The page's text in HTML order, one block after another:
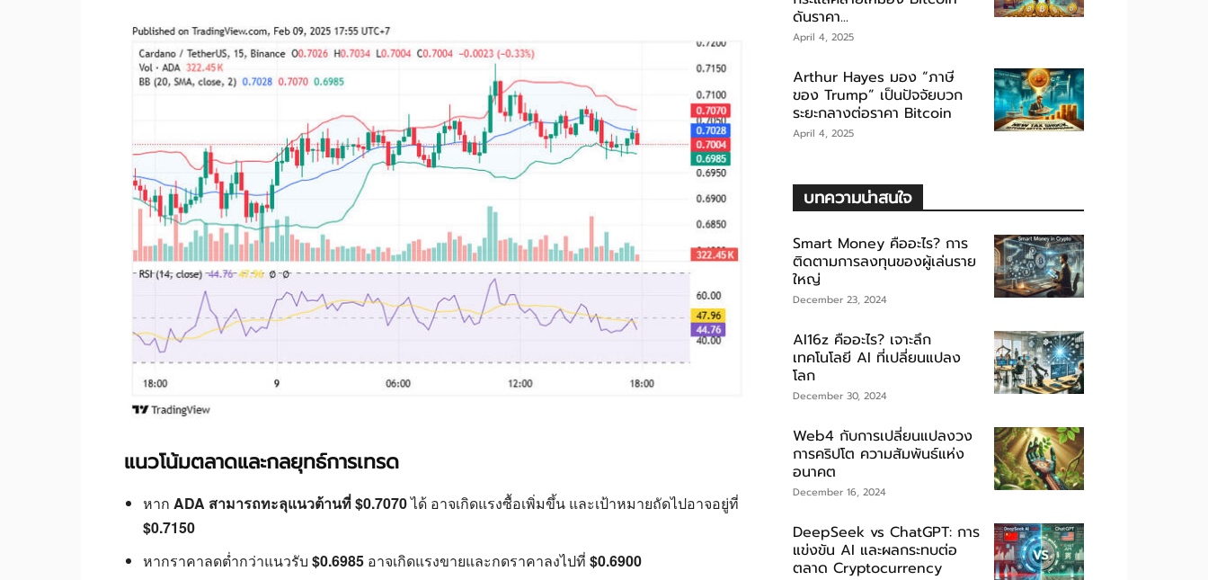
แนวโน้มตลาดและกลยุทธ์การเทรด
หาก ADA สามารถทะลุแนวต้านที่ $0.7070ได้ อาจเกิดแรงซื้อเพิ่มขึ้น และเป้าหมายถัดไปอาจอยู่ที่
$0.7150
หากราคาลดต่ำกว่าแนวรับ $0.6985 อาจเกิดแรงขายและกดราคาลงไปที่ $0.6900
ดันราคา...
April 4, 2025
Arthur Hayes มอง “ภาษี
ของ Trump” เป็นปัจจัยบวก
ระยะกลางต่อราคา Bitcoin
April 4, 2025
บทความน่าสนใจ
Smart Money คืออะไร? การ
ติดตามการลงทุนของผู้เล่นราย
ใหญ่
December 23, 2024
AI16z คืออะไร? เจาะลึก
เทคโนโลยี AI ที่เปลี่ยนแปลง
โลก
December 30, 2024
Web4 กับการเปลี่ยนแปลงวง
การคริปโต ความสัมพันธ์แห่ง
อนาคต
December 16, 2024
DeepSeek vs ChatGPT: การ
แข่งขัน AI และผลกระทบต่อ
ตลาด Cryptocurrency